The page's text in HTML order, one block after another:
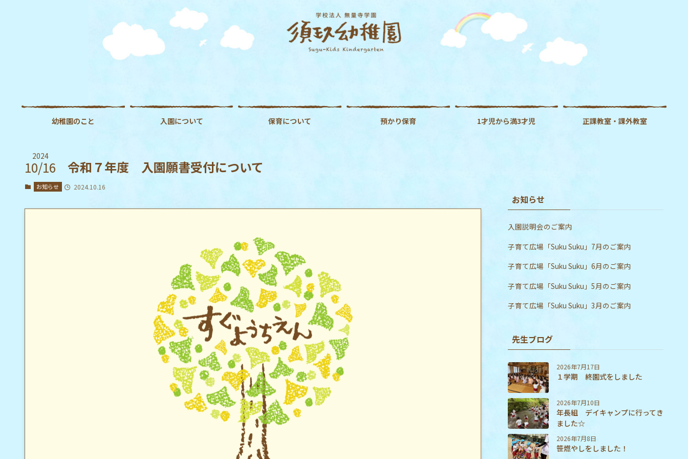
幼稚園のこと 入園について 保育について 預かり保育 1才児から満3才児 正課教室・課外教室
令和７年度 入園願書受付について
2024
10/16
お知らせ 2024.10.16
お知らせ
入園説明会のご案内
子育て広場「Suku Suku」7月のご案内
子育て広場「Suku Suku」6月のご案内
子育て広場「Suku Suku」5月のご案内
子育て広場「Suku Suku」3月のご案内
先生ブログ
2026年7月17日
１学期 終園式をしました
2026年7月10日
年長組 デイキャンプに行ってき
ました☆
2026年7月8日
笹燃やしをしました！